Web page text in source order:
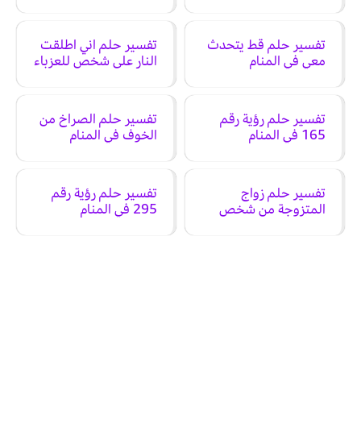
تفسير حلم قط يتحدث
معي في المنام
تفسير حلم اني اطلقت
النار على شخص للعزباء
تفسير حلم رؤية رقم
165 في المنام
تفسير حلم الصراخ من
الخوف في المنام
تفسير حلم زواج
المتزوجة من شخص
تفسير حلم رؤية رقم
295 في المنام